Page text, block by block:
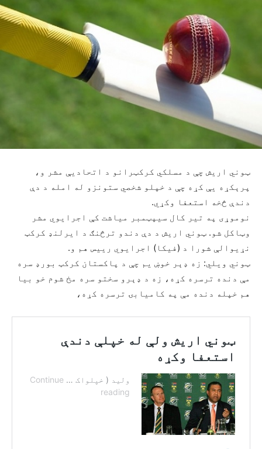
ټوني اریش چې د مسلکي کرکټرانو د اتحادیې مشر و،
پرېکړه یې کړه چې د خپلو شخصي ستونزو له امله د دې
دندې څخه استعفا وکړي.
نوموړی په تیر کال سيپټمبر میاشت کې اجرایوي مشر
وټاکل شو. ټوني اریش د دې دندو ترڅنګ د ایرلنډ کرکټ
نړیوالې شورا د (فیکا) اجرایوي رییس هم و.
ټوني ویلي: زه ډېر خوښ یم چې د پاکستان کرکټ بورډ سره
مې دنده ترسره کړه، زه د ډېرو سختو سره مخ شوم خو بیا
هم خپله دنده مې په کامیابۍ ترسره کړه،